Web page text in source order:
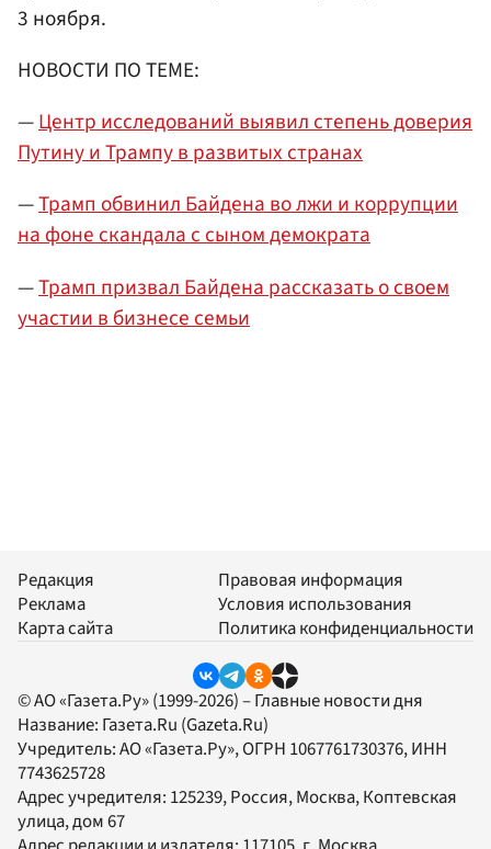
3 ноября.
НОВОСТИ ПО ТЕМЕ:
—Центр исследований выявил степень доверия
Путину и Трампу в развитых странах
—Трамп обвинил Байдена во лжи и коррупции
на фоне скандала с сыном демократа
—Трамп призвал Байдена рассказать о своем
участии в бизнесе семьи
Редакция
Реклама
Карта сайта
Правовая информация
Условия использования
Политика конфиденциальности
© АО «Газета.Ру» (1999-2026) – Главные новости дня
Название: Газета.Ru (Gazeta.Ru)
Учредитель:АО «Газета.Ру», ОГРН 1067761730376, ИНН
7743625728
Адрес учредителя: 125239, Россия, Москва, Коптевская
улица, дом 67